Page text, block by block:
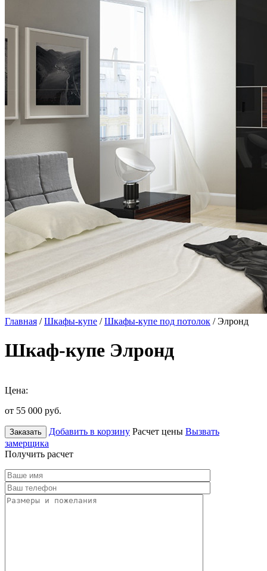
Главная /Шкафы-купе /Шкафы-купе под потолок / Элронд
Шкаф-купе Элронд
Цена:
от 55 000 руб.
Заказать Добавить в корзину Расчет цены Вызвать
замерщика
Получить расчет